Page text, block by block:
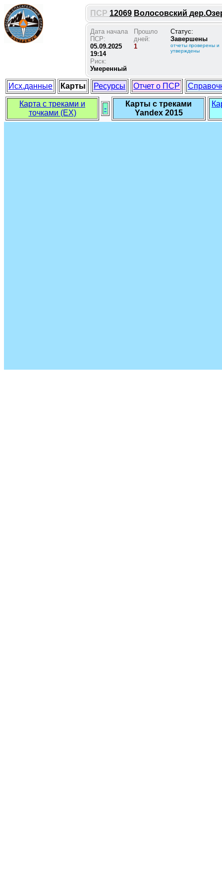
ПСР 12069 Волосовский
Дата начала
ПСР:
05.09.2025
19:14
Риск:
Умеренный
Прошло
дней:
1
Статус:
Завершены
отчеты проверены и
утверждены
Исх.данные Карты Ресурсы Отчет о ПСР
Карта с треками и
точками (EX)
-
Карты с треками
Yandex 2015